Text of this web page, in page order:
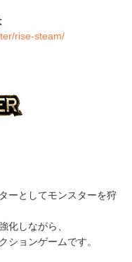
rise-steam/
ーとしてモンスターを狩
化しながら、
ションゲームです。